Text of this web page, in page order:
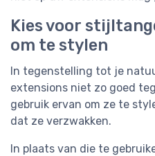
Kies voor
om te stylen
In tegenstelling tot je
extensions niet zo goed
gebruik ervan om ze te
dat ze verzwakken.
In plaats van die te